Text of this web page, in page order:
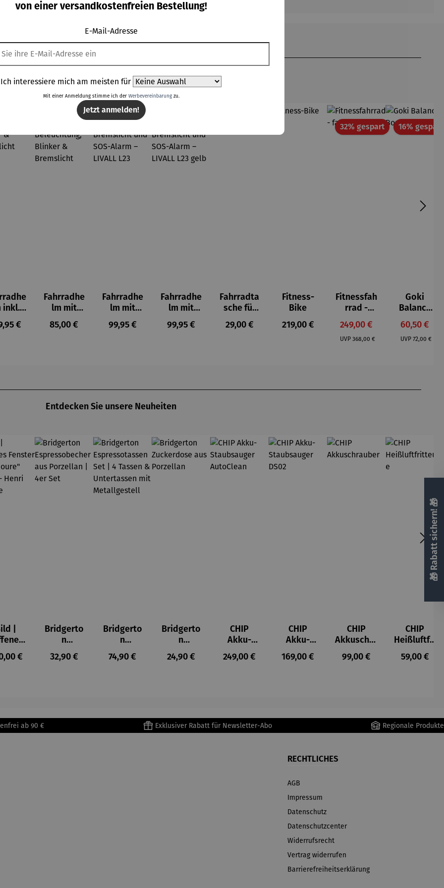
Kunden kauften auch
inkl.
Preis:
€
Fahrradhe
lm mit
Beleuchtu
ng, Blinker
Regulärer Preis:
85,00 €
Fahrradhe
lm mit
Visier,
Bremslich
Regulärer Preis:
99,95 €
Fahrradhe
lm mit
Visier,
Bremslich
Regulärer Preis:
99,95 €
Fahrradta
sche für
Lenker
Regulärer Preis:
29,00 €
Fitness-
Bike
Regulärer Preis:
219,00 €
32% gespartRabatt
Fitnessfah
rrad -
faltbar
Verkaufspreis:
249,00 €
UVP Regulärer Preis:
368,00 €
16% gespart
Goki
Balance
Board |
Wave
60,50 €
UVP Regulärer
72,00 €
Entdecken Sie unsere Neuheiten
|
in
Preis:
€
Bridgerto
n
Espresso
becher
Regulärer Preis:
32,90 €
Bridgerto
n
Espressot
assen Set
Metallges
Regulärer Preis:
74,90 €
Bridgerto
n
Zuckerdo
se aus
Regulärer Preis:
24,90 €
CHIP
Akku-
Staubsau
ger
Regulärer Preis:
249,00 €
CHIP
Akku-
Staubsau
ger DS02
Regulärer Preis:
169,00 €
CHIP
Akkuschra
uber
Regulärer Preis:
99,00 €
CHIP
Heißluftfri
tteuse
Regulärer
59,00 €
ab 90 € Exklusiver Rabatt für Newsletter-Abo Regionale Produkte
RECHTLICHES
AGB
Impressum
Datenschutz
Datenschutzcenter
Widerrufsrecht
Vertrag widerrufen
Barrierefreiheitserklärung
🎁 Rabatt sichern! 🎁
von einer versandkostenfreien Bestellung!
E-Mail-Adresse
Ich interessiere mich am meisten für
Mit einer Anmeldung stimme ich der Werbevereinbarungzu.
Jetzt anmelden!